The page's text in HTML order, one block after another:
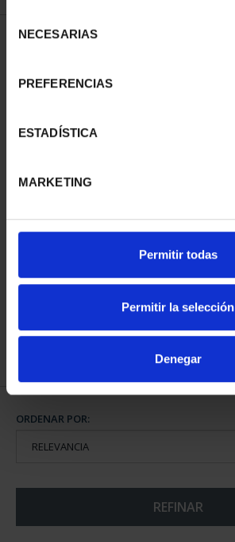
NECESARIAS
PREFERENCIAS
ESTADÍSTICA
MARKETING
Permitir todas
Permitir la selección
Denegar
1 Productos encontrados
CAPITALES ESPAÑOLAS
73,00 €
ORDENAR POR:
REFINAR